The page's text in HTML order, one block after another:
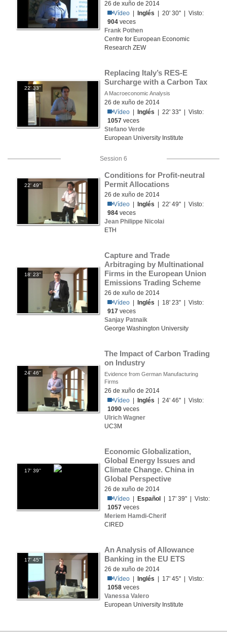
26 de xuño de 2014
Vídeo
Inglés | 20' 30'' | Visto:
904 veces
Frank Pothen
Centre for European Economic
Research ZEW
22' 33''
Replacing Italy’s RES-E
Surcharge with a Carbon Tax
A Macroeconomic Analysis
26 de xuño de 2014
Vídeo
Inglés | 22' 33'' | Visto:
1057 veces
Stefano Verde
European University Institute
Session 6
22' 49''
Conditions for Profit-neutral
Permit Allocations
26 de xuño de 2014
Vídeo
Inglés | 22' 49'' | Visto:
984 veces
Jean Philippe Nicolai
ETH
18' 23''
Capture and Trade
Arbitraging by Multinational
Firms in the European Union
Emissions Trading Scheme
26 de xuño de 2014
Vídeo
Inglés | 18' 23'' | Visto:
917 veces
Sanjay Patnaik
George Washington University
24' 46''
The Impact of Carbon Trading
on Industry
Evidence from German Manufacturing
Firms
26 de xuño de 2014
Vídeo
Inglés | 24' 46'' | Visto:
1090 veces
Ulrich Wagner
UC3M
17' 39''
Economic Globalization,
Global Energy Issues and
Climate Change. China in
Global Perspective
26 de xuño de 2014
Vídeo
Español
| 17' 39'' | Visto:
1057 veces
Meriem Hamdi-Cherif
CIRED
17' 45''
An Analysis of Allowance
Banking in the EU ETS
26 de xuño de 2014
Vídeo
Inglés | 17' 45'' | Visto:
1058 veces
Vanessa Valero
European University Institute